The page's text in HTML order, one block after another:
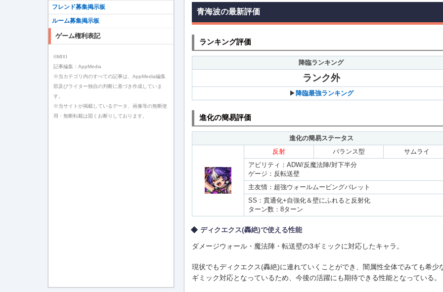
青海波の最新評価
ランキング評価
降臨ランキング
ランク外
▶︎降臨最強ランキング
進化の簡易評価
進化の簡易ステータス
反射
バランス型
サムライ
アビリティ：ADW/反魔法陣/対下半分
ゲージ：反転送壁
主友情：超強ウォールムービングバレット
SS：貫通化+自強化＆壁にふれると反射化
ターン数：8ターン
ディクエクス(轟絶)で使える性能
ダメージウォール・魔法陣・転送壁の3ギミックに対応したキャラ。
現状でもディクエクス(轟絶)に連れていくことができ、闇属性全体でみても希少
ギミック対応となっているため、今後の活躍にも期待できる性能となっている。
フレンド募集掲示板
ルーム募集掲示板
ゲーム権利表記
©MIXI
記事編集：AppMedia
※当カテゴリ内のすべての記事は、AppMedia編集
部及びライター独自の判断に基づき作成していま
す。
※当サイトが掲載しているデータ、画像等の無断使
用・無断転載は固くお断りしております。